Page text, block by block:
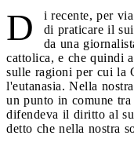
D
i recente, per
di praticare il
da una
cattolica, e che quindi
sulle ragioni per cui la
l'eutanasia. Nella
un punto in comune
difendeva il diritto al
detto che nella nostra